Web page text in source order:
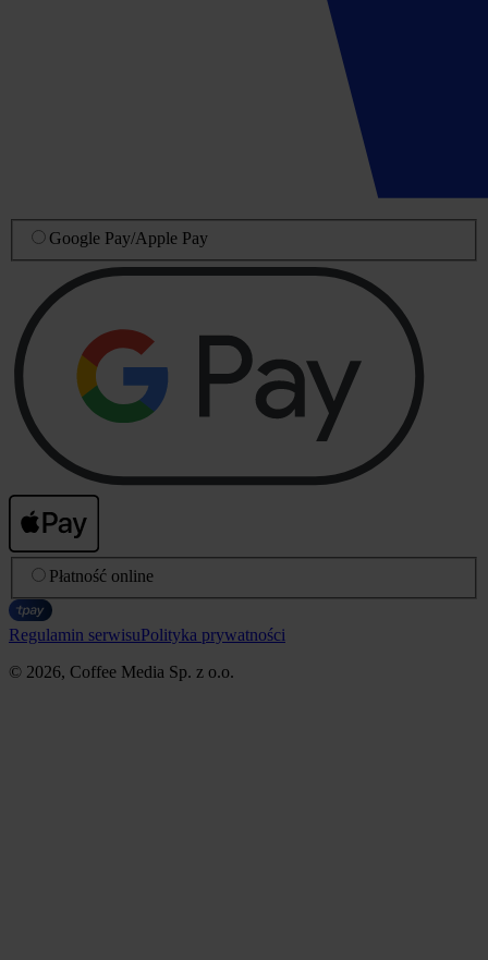
Google Pay/Apple Pay
Płatność online
Regulamin serwisuPolityka prywatności
© 2026, Coffee Media Sp. z o.o.